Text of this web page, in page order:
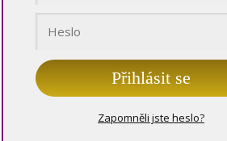
Přihlásit se
Zapomněli jste heslo?